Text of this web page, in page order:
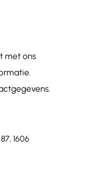
met ons
1606